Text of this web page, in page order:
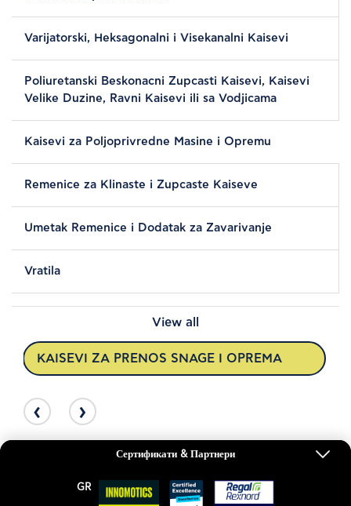
Varijatorski, Heksagonalni i Visekanalni Kaisevi
Poliuretanski Beskonacni Zupcasti Kaisevi, Kaisevi
Velike Duzine, Ravni Kaisevi ili sa Vodjicama
Kaisevi za Poljoprivredne Masine i Opremu
Remenice za Klinaste i Zupcaste Kaiseve
Umetak Remenice i Dodatak za Zavarivanje
Vratila
View all
KAISEVI ZA PRENOS SNAGE I OPREMA
‹ ›
Сертификати & Партнери
GR